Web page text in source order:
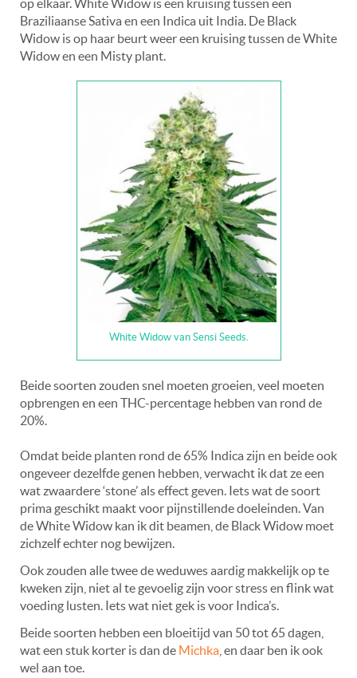
Braziliaanse Sativa en een Indica uit India. De Black
Widow is op haar beurt weer een kruising tussen de White
Widow en een Misty plant.
White Widow van Sensi Seeds.
Beide soorten zouden snel moeten groeien, veel moeten
opbrengen en een THC-percentage hebben van rond de
20%.
Omdat beide planten rond de 65% Indica zijn en beide ook
ongeveer dezelfde genen hebben, verwacht ik dat ze een
wat zwaardere ‘stone’ als effect geven. Iets wat de soort
prima geschikt maakt voor pijnstillende doeleinden. Van
de White Widow kan ik dit beamen, de Black Widow moet
zichzelf echter nog bewijzen.
Ook zouden alle twee de weduwes aardig makkelijk op te
kweken zijn, niet al te gevoelig zijn voor stress en flink wat
voeding lusten. Iets wat niet gek is voor Indica’s.
Beide soorten hebben een bloeitijd van 50 tot 65 dagen,
wat een stuk korter is dan de Michka , en daar ben ik ook
wel aan toe.